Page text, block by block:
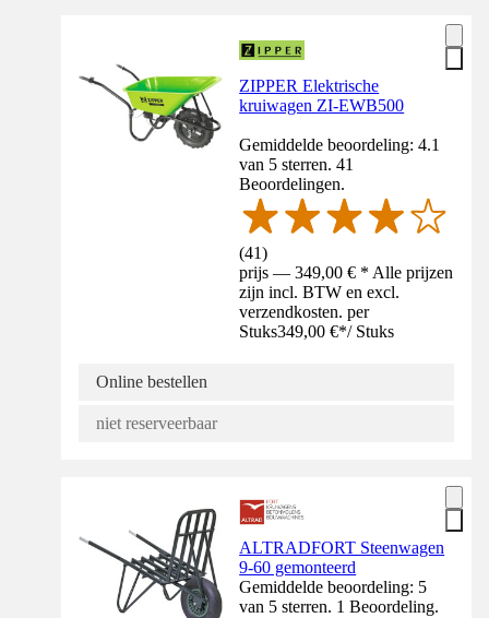
ZIPPER Elektrische
kruiwagen ZI-EWB500
Gemiddelde beoordeling: 4.1
van 5 sterren. 41
Beoordelingen.
(41)
prijs — 349,00 € * Alle prijzen
zijn incl. BTW en excl.
verzendkosten. per
Stuks349,00 €*/ Stuks
Online bestellen
niet reserveerbaar
ALTRADFORT Steenwagen
9-60 gemonteerd
Gemiddelde beoordeling: 5
van 5 sterren. 1 Beoordeling.